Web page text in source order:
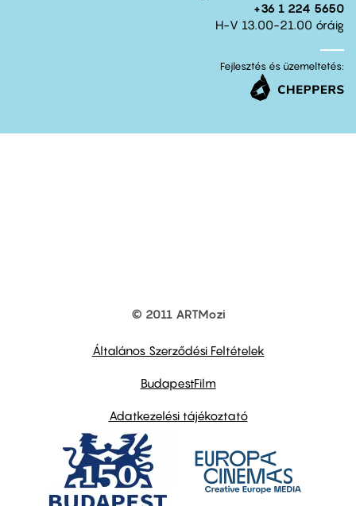
+36 1 224 5650
H-V 13.00-21.00 óráig
Fejlesztés és üzemeltetés:
© 2011 ARTMozi
Általános Szerződési Feltételek
BudapestFilm
Adatkezelési tájékoztató